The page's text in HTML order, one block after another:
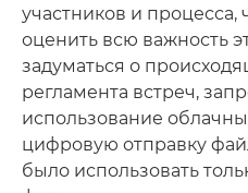
участников и
оценить всю важность
задуматься о
регламента встреч,
использование
цифровую отправку
было использовать